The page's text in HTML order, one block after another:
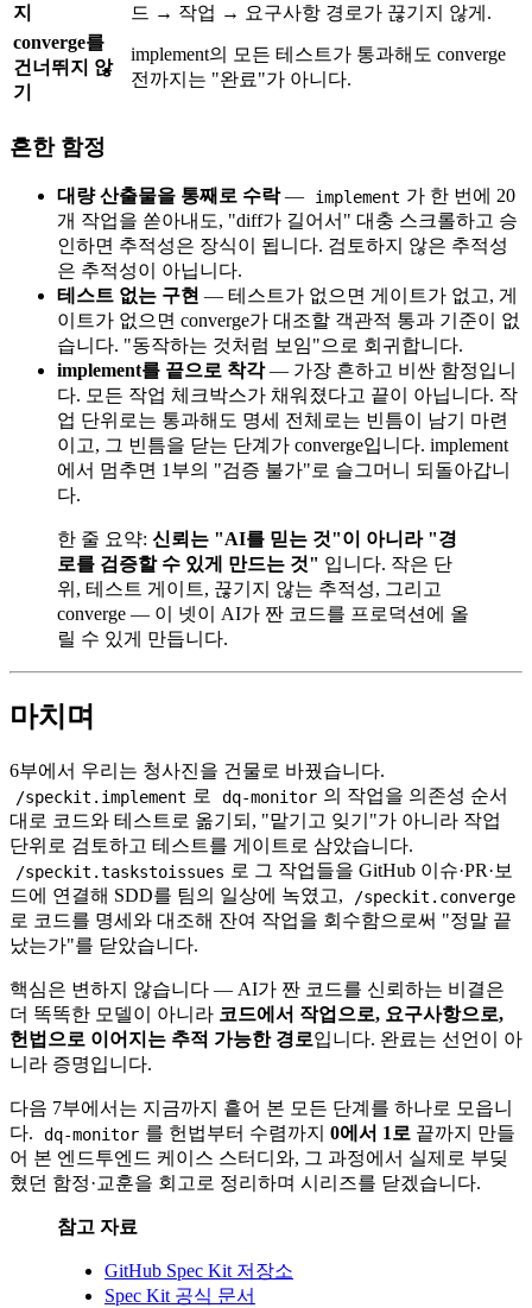
지
드 → 작업 → 요구사항 경로가 끊기지 않게.
converge를
건너뛰지 않
기
implement의 모든 테스트가 통과해도 converge
전까지는 "완료"가 아니다.
흔한 함정
대량 산출물을 통째로 수락— implement 가 한 번에 20
개 작업을 쏟아내도, "diff가 길어서" 대충 스크롤하고 승
인하면 추적성은 장식이 됩니다. 검토하지 않은 추적성
은 추적성이 아닙니다.
테스트 없는 구현 — 테스트가 없으면 게이트가 없고, 게
이트가 없으면 converge가 대조할 객관적 통과 기준이 없
습니다. "동작하는 것처럼 보임"으로 회귀합니다.
implement를 끝으로 착각— 가장 흔하고 비싼 함정입니
다. 모든 작업 체크박스가 채워졌다고 끝이 아닙니다. 작
업 단위로는 통과해도 명세 전체로는 빈틈이 남기 마련
이고, 그 빈틈을 닫는 단계가 converge입니다. implement
에서 멈추면 1부의 "검증 불가"로 슬그머니 되돌아갑니
다.
한 줄 요약: 신뢰는 "AI를 믿는 것"이 아니라 "경
로를 검증할 수 있게 만드는 것" 입니다. 작은 단
위, 테스트 게이트, 끊기지 않는 추적성, 그리고
converge — 이 넷이 AI가 짠 코드를 프로덕션에 올
릴 수 있게 만듭니다.
마치며
6부에서 우리는 청사진을 건물로 바꿨습니다.
/speckit.implement 로 dq-monitor 의 작업을 의존성 순서
대로 코드와 테스트로 옮기되, "맡기고 잊기"가 아니라 작업
단위로 검토하고 테스트를 게이트로 삼았습니다.
/speckit.taskstoissues 로 그 작업들을 GitHub 이슈·PR·보
드에 연결해 SDD를 팀의 일상에 녹였고,
/speckit.converge
로 코드를 명세와 대조해 잔여 작업을 회수함으로써 "정말 끝
났는가"를 닫았습니다.
핵심은 변하지 않습니다 — AI가 짠 코드를 신뢰하는 비결은
더 똑똑한 모델이 아니라 코드에서 작업으로, 요구사항으로,
헌법으로 이어지는 추적 가능한 경로입니다. 완료는 선언이 아
니라 증명입니다.
다음 7부에서는 지금까지 흩어 본 모든 단계를 하나로 모읍니
다.
dq-monitor 를 헌법부터 수렴까지0에서 1로 끝까지 만들
어 본 엔드투엔드 케이스 스터디와, 그 과정에서 실제로 부딪
혔던 함정·교훈을 회고로 정리하며 시리즈를 닫겠습니다.
참고 자료
GitHub Spec Kit 저장소
Spec Kit 공식 문서